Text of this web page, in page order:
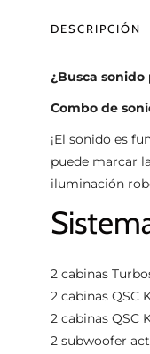
DESCRIPCIÓN
¿Busca
Combo de
¡El sonido es
puede marcar
iluminación
2 cabinas
2 cabinas QSC
2 cabinas QSC
2 subwoofer